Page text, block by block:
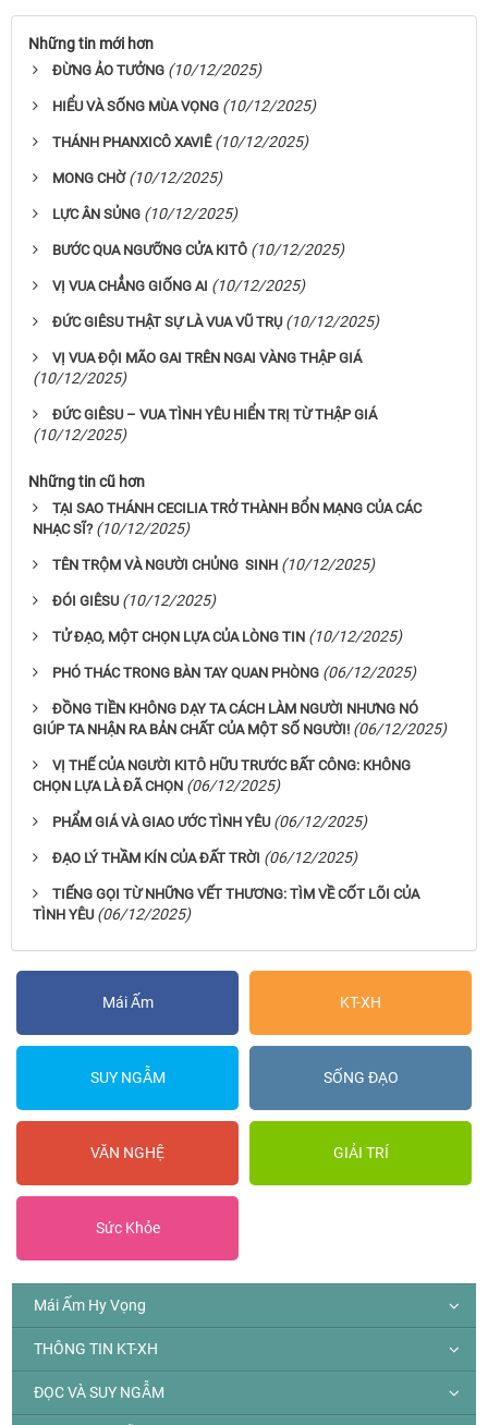
Những tin mới hơn
ĐỪNG ẢO TƯỞNG (10/12/2025)
HIỂU VÀ SỐNG MÙA VỌNG (10/12/2025)
THÁNH PHANXICÔ XAVIÊ (10/12/2025)
MONG CHỜ (10/12/2025)
LỰC ÂN SỦNG (10/12/2025)
BƯỚC QUA NGƯỠNG CỬA KITÔ (10/12/2025)
VỊ VUA CHẲNG GIỐNG AI (10/12/2025)
ĐỨC GIÊSU THẬT SỰ LÀ VUA VŨ TRỤ (10/12/2025)
VỊ VUA ĐỘI MÃO GAI TRÊN NGAI VÀNG THẬP GIÁ
(10/12/2025)
ĐỨC GIÊSU – VUA TÌNH YÊU HIỂN TRỊ TỪ THẬP GIÁ
(10/12/2025)
Những tin cũ hơn
TẠI SAO THÁNH CECILIA TRỞ THÀNH BỔN MẠNG CỦA CÁC
NHẠC SĨ? (10/12/2025)
TÊN TRỘM VÀ NGƯỜI CHỦNG SINH (10/12/2025)
ĐÓI GIÊSU (10/12/2025)
TỬ ĐẠO, MỘT CHỌN LỰA CỦA LÒNG TIN (10/12/2025)
PHÓ THÁC TRONG BÀN TAY QUAN PHÒNG (06/12/2025)
ĐỒNG TIỀN KHÔNG DẠY TA CÁCH LÀM NGƯỜI NHƯNG NÓ
GIÚP TA NHẬN RA BẢN CHẤT CỦA MỘT SỐ NGƯỜI! (06/12/2025)
VỊ THẾ CỦA NGƯỜI KITÔ HỮU TRƯỚC BẤT CÔNG: KHÔNG
CHỌN LỰA LÀ ĐÃ CHỌN (06/12/2025)
PHẨM GIÁ VÀ GIAO ƯỚC TÌNH YÊU (06/12/2025)
ĐẠO LÝ THẦM KÍN CỦA ĐẤT TRỜI (06/12/2025)
TIẾNG GỌI TỪ NHỮNG VẾT THƯƠNG: TÌM VỀ CỐT LÕI CỦA
TÌNH YÊU (06/12/2025)
Mái Ấm KT-XH
SUY NGẪM SỐNG ĐẠO
VĂN NGHỆ GIẢI TRÍ
Sức Khỏe
Mái Ấm Hy Vọng
THÔNG TIN KT-XH
ĐỌC VÀ SUY NGẪM